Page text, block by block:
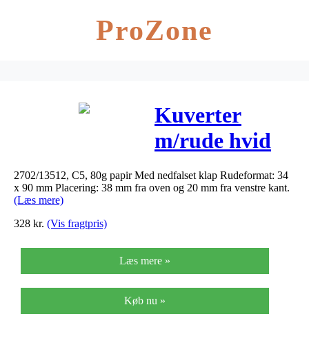
ProZone
Kuverter
m/rude hvid
162x229mm
C5 2702/13528
2702/13512, C5, 80g papir Med nedfalset klap Rudeformat: 34
x 90 mm Placering: 38 mm fra oven og 20 mm fra venstre kant.
(Læs mere)
328 kr. (Vis fragtpris)
Læs mere »
Køb nu »